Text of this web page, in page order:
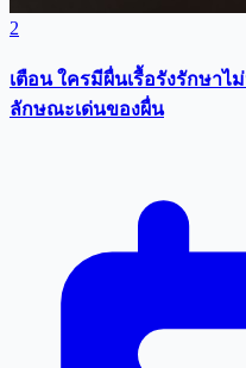
2
เตือน ใครมีผื่นเรื้อรังรักษาไ
ลักษณะเด่นของผื่น